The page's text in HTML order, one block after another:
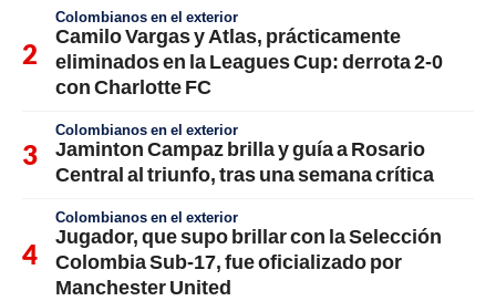
Colombianos en el exterior
Camilo Vargas y Atlas, prácticamente
eliminados en la Leagues Cup: derrota 2-0
con Charlotte FC
Colombianos en el exterior
Jaminton Campaz brilla y guía a Rosario
Central al triunfo, tras una semana crítica
Colombianos en el exterior
Jugador, que supo brillar con la Selección
Colombia Sub-17, fue oficializado por
Manchester United